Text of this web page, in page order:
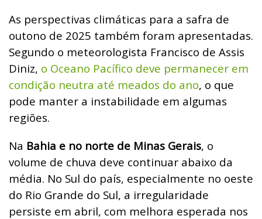
As perspectivas climáticas para a safra de
outono de 2025 também foram apresentadas.
Segundo o meteorologista Francisco de Assis
Diniz, o Oceano Pacífico deve permanecer em
condição neutra até meados do ano, o que
pode manter a instabilidade em algumas
regiões.
Na Bahia e no norte de Minas Gerais, o
volume de chuva deve continuar abaixo da
média. No Sul do país, especialmente no oeste
do Rio Grande do Sul, a irregularidade
persiste em abril, com melhora esperada nos